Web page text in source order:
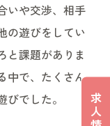
求
人
いや交渉、相手
の遊びをしてい
と課題がありま
中で、たくさん
でした。